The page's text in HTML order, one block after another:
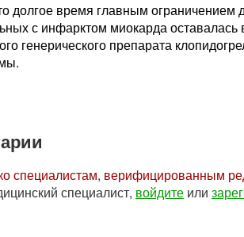
долгое время главным
с инфарктом миокарда
генерического препарата
специалистам, верифицированным
специалист, войдите или